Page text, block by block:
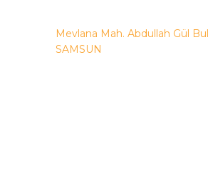
Mevlana Mah. Abdullah Gül
SAMSUN